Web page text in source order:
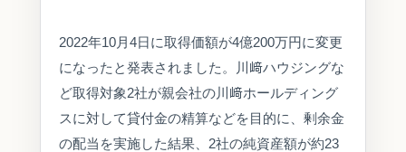
2022年10月4日に取得価額が4億200万円に変更
になったと発表されました。川﨑ハウジングな
ど取得対象2社が親会社の川﨑ホールディング
スに対して貸付金の精算などを目的に、剰余金
の配当を実施した結果、2社の純資産額が約23